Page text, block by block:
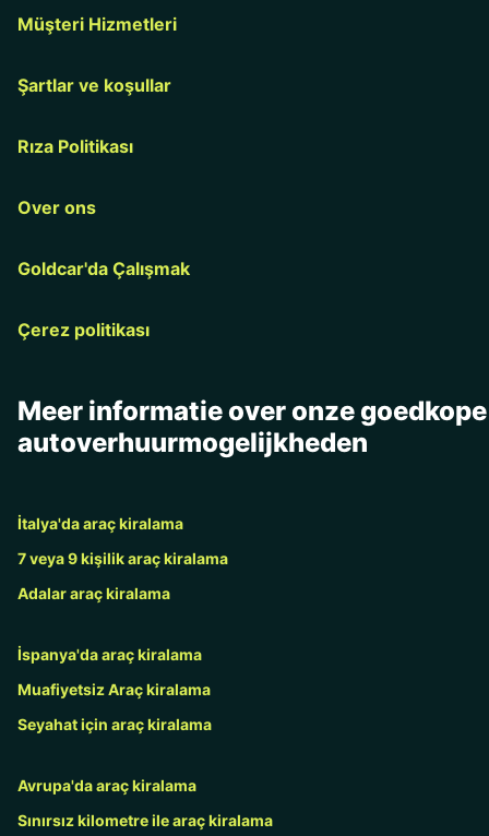
Müşteri Hizmetleri
Şartlar ve koşullar
Rıza Politikası
Over ons
Goldcar'da Çalışmak
Çerez politikası
Meer informatie over onze goedkope
autoverhuurmogelijkheden
İtalya'da araç kiralama
7 veya 9 kişilik araç kiralama
Adalar araç kiralama
İspanya'da araç kiralama
Muafiyetsiz Araç kiralama
Seyahat için araç kiralama
Avrupa'da araç kiralama
Sınırsız kilometre ile araç kiralama